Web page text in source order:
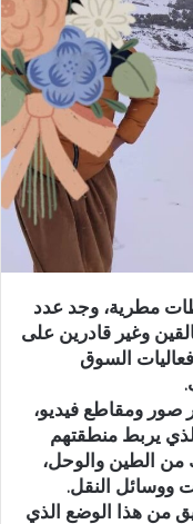
مطرية، وجد عدد
وغير قادرين على
السوق
صور ومقاطع فيديو،
يربط منطقتهم
من الطين والوحل،
ووسائل النقل.
من هذا الوضع الذي